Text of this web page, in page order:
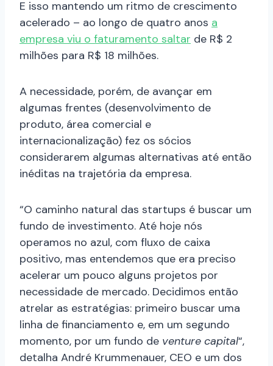
E isso mantendo um ritmo de crescimento
acelerado – ao longo de quatro anos a
empresa viu o faturamento saltar de R$ 2
milhões para R$ 18 milhões.
A necessidade, porém, de avançar em
algumas frentes (desenvolvimento de
produto, área comercial e
internacionalização) fez os sócios
considerarem algumas alternativas até então
inéditas na trajetória da empresa.
“O caminho natural das startups é buscar um
fundo de investimento. Até hoje nós
operamos no azul, com fluxo de caixa
positivo, mas entendemos que era preciso
acelerar um pouco alguns projetos por
necessidade de mercado. Decidimos então
atrelar as estratégias: primeiro buscar uma
linha de financiamento e, em um segundo
momento, por um fundo de venture capital“,
detalha André Krummenauer, CEO e um dos